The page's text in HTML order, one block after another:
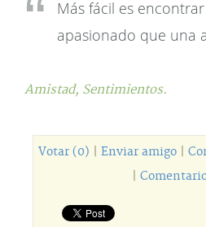
Más fácil es
apasionado que una
Amistad, Sentimientos.
Votar (0) Enviar amigo|